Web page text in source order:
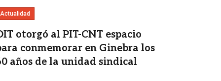
Actualidad
otorgó al PIT-CNT espacio
conmemorar en Ginebra los
años de la unidad sindical